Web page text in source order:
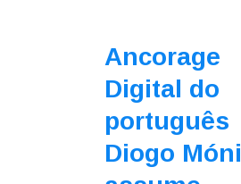
Ancorage
Digital do
português
Diogo